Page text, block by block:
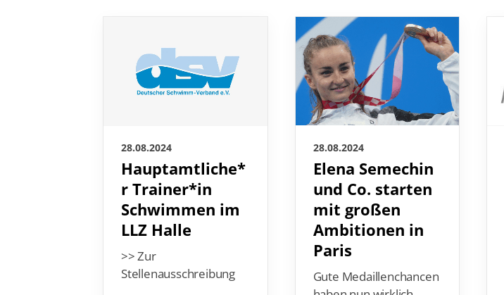
28.08.2024
Hauptamtliche*
r Trainer*in
Schwimmen im
LLZ Halle
>> Zur
Stellenausschreibung
28.08.2024
Elena Semechin
und Co. starten
mit großen
Ambitionen in
Paris
Gute Medaillenchancen